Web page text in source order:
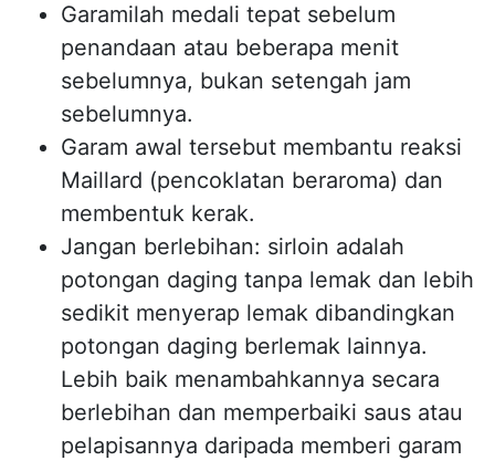
Garamilah medali tepat sebelum
penandaan atau beberapa menit
sebelumnya, bukan setengah jam
sebelumnya.
Garam awal tersebut membantu reaksi
Maillard (pencoklatan beraroma) dan
membentuk kerak.
Jangan berlebihan: sirloin adalah
potongan daging tanpa lemak dan lebih
sedikit menyerap lemak dibandingkan
potongan daging berlemak lainnya.
Lebih baik menambahkannya secara
berlebihan dan memperbaiki saus atau
pelapisannya daripada memberi garam